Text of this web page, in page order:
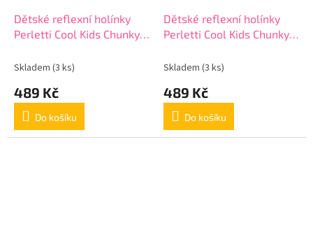
Dětské reflexní holínky
Perletti Cool Kids Chunky,
Skladem (3 ks)
489 Kč
Do košíku
Dětské reflexní holínky
Perletti Cool Kids Chunky,
Skladem (3 ks)
489 Kč
Do košíku